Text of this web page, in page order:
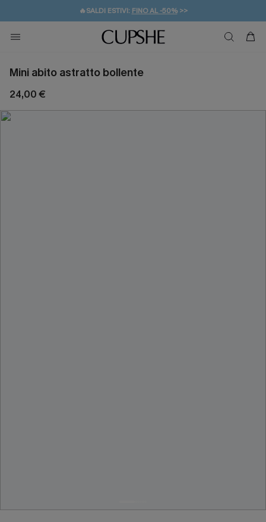
🔥SALDI ESTIVI: FINO AL -50%>>
🚚SPEDIZIONE GRATUITA DA 49€
💌REGALO PER I NUOVI: 20% DI SCONTO*
Mini abito astratto bollente
24,00 €